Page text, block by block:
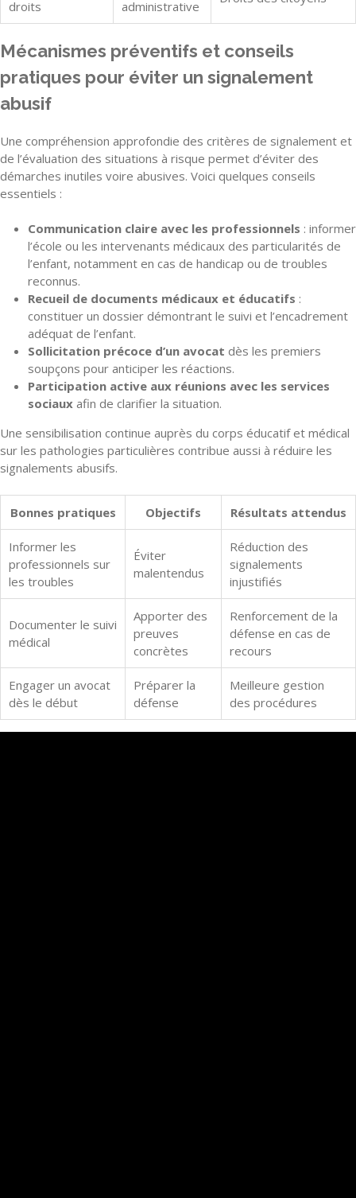
droits administrative
Mécanismes préventifs et conseils
pratiques pour éviter un signalement
abusif
Une compréhension approfondie des critères de signalement et
de l’évaluation des situations à risque permet d’éviter des
démarches inutiles voire abusives. Voici quelques conseils
essentiels :
Communication claire avec les professionnels : informer
l’école ou les intervenants médicaux des particularités de
l’enfant, notamment en cas de handicap ou de troubles
reconnus.
Recueil de documents médicaux et éducatifs :
constituer un dossier démontrant le suivi et l’encadrement
adéquat de l’enfant.
Sollicitation précoce d’un avocat dès les premiers
soupçons pour anticiper les réactions.
Participation active aux réunions avec les services
sociaux afin de clarifier la situation.
Une sensibilisation continue auprès du corps éducatif et médical
sur les pathologies particulières contribue aussi à réduire les
signalements abusifs.
Bonnes pratiques Objectifs Résultats attendus
Informer les
professionnels sur
les troubles
Éviter
malentendus
Réduction des
signalements
injustifiés
Documenter le suivi
médical
Apporter des
preuves
concrètes
Renforcement de la
défense en cas de
recours
Engager un avocat
dès le début
Préparer la
défense
Meilleure gestion
des procédures